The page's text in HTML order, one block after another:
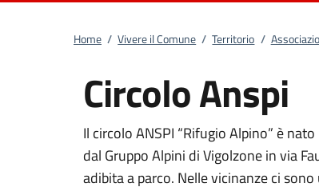
Home / Vivere il Comune / Territorio /
Circolo Anspi
Il circolo ANSPI “Rifugio Alpino” è
dal Gruppo Alpini di Vigolzone in via
adibita a parco. Nelle vicinanze ci